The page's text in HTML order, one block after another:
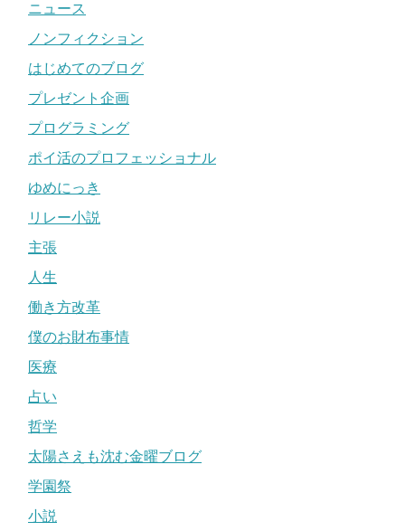
ニュース
ノンフィクション
はじめてのブログ
プレゼント企画
プログラミング
ポイ活のプロフェッショナル
ゆめにっき
リレー小説
主張
人生
働き方改革
僕のお財布事情
医療
占い
哲学
太陽さえも沈む金曜ブログ
学園祭
小説